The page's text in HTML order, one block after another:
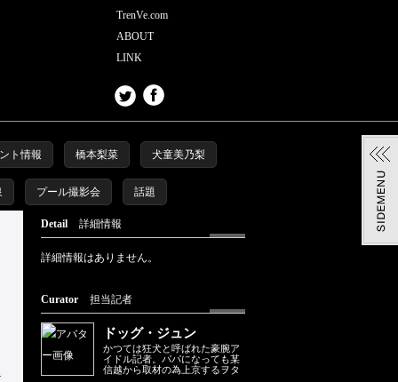
TrenVe.com
ABOUT
LINK
ト情報 橋本梨菜 犬童美乃梨
プール撮影会 話題
Detail 詳細情報
詳細情報はありません。
Curator 担当記者
ドッグ・ジュン
かつては狂犬と呼ばれた豪腕ア
イドル記者。パパになっても某
信越から取材の為上京するヲタ